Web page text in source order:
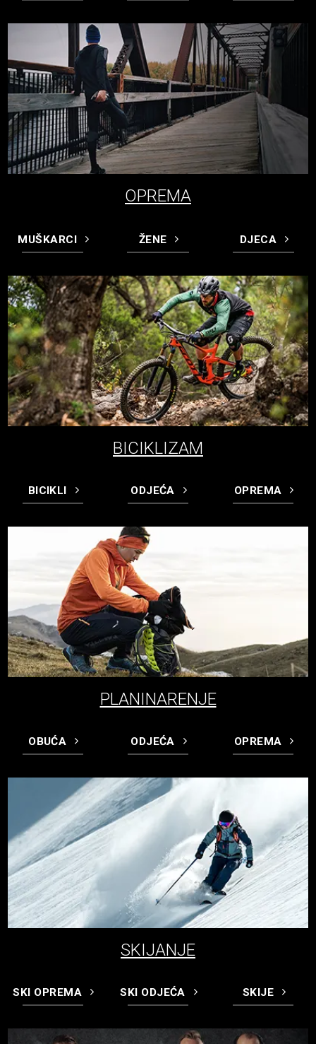
OPREMA
MUŠKARCI ŽENE DJECA
BICIKLIZAM
BICIKLI ODJEĆA OPREMA
PLANINARENJE
OBUĆA ODJEĆA OPREMA
SKIJANJE
SKI OPREMA SKI ODJEĆA SKIJE